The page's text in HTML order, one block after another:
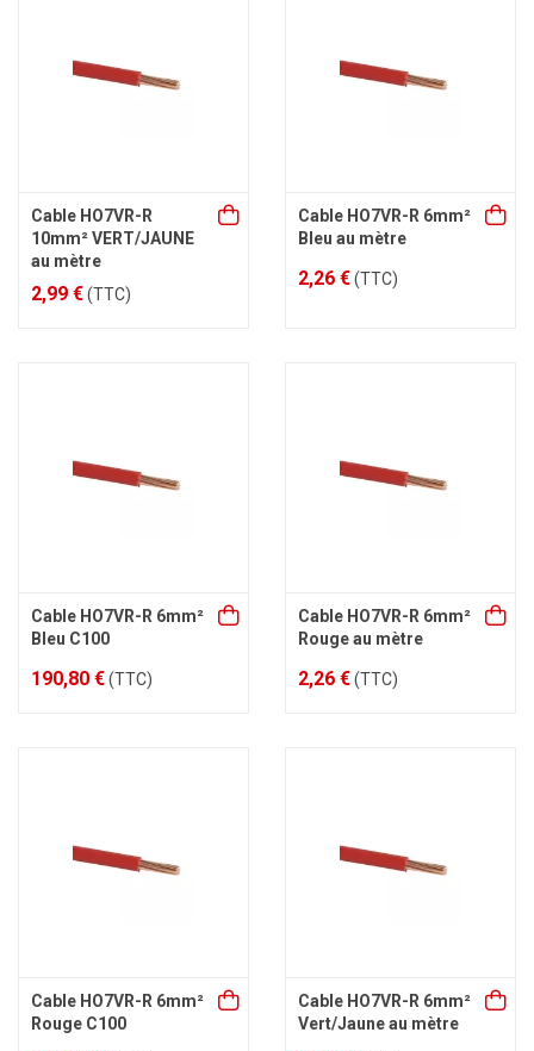
Cable HO7VR-R
10mm² VERT/JAUNE
au mètre
2,99 €(TTC)
Cable HO7VR-R 6mm²
Bleu au mètre
2,26 €(TTC)
Cable HO7VR-R 6mm²
Bleu C100
190,80 €(TTC)
Cable HO7VR-R 6mm²
Rouge au mètre
2,26 €(TTC)
Cable HO7VR-R 6mm²
Rouge C100
Cable HO7VR-R 6mm²
Vert/Jaune au mètre